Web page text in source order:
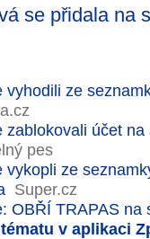
se přidala na
vyhodili ze
zablokovali účet
pes
vykopli ze
Super.cz
OBŘÍ TRAPAS na
v aplikaci